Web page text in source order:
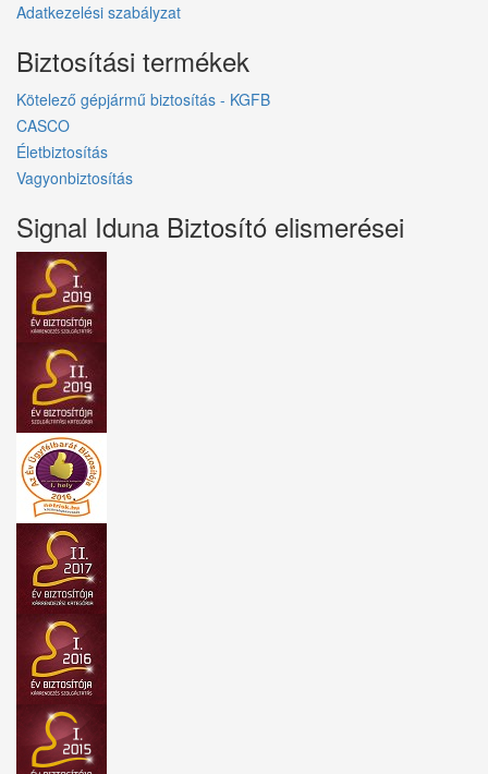
Adatkezelési szabályzat
Biztosítási termékek
Kötelező gépjármű biztosítás - KGFB
CASCO
Életbiztosítás
Vagyonbiztosítás
Signal Iduna Biztosító elismerései